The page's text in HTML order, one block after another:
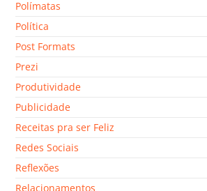
Polímatas
Política
Post Formats
Prezi
Produtividade
Publicidade
Receitas pra ser Feliz
Redes Sociais
Reflexões
Relacionamentos